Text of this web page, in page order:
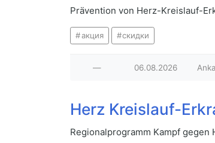
Prävention von Herz-Kreislauf-
акция скидки
— 06.08.2026 Anka
Herz Kreislauf-
Regionalprogramm Kampf